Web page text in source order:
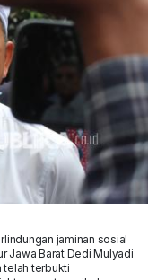
jaminan sosial
Jawa Barat Dedi Mulyadi
telah terbukti